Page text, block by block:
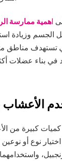
اهمية ممارسة
وزيادة
تستهدف مناطق
في بناء عضلات
كميات كبيرة
نوع أو